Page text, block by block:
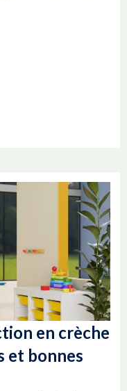
en crèche
et bonnes